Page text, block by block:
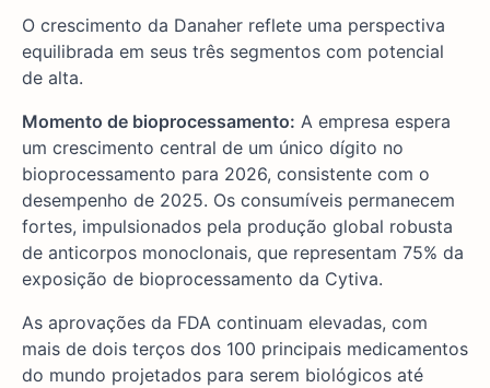
O crescimento da Danaher reflete uma perspectiva
equilibrada em seus três segmentos com potencial
de alta.
Momento de bioprocessamento: A empresa espera
um crescimento central de um único dígito no
bioprocessamento para 2026, consistente com o
desempenho de 2025. Os consumíveis permanecem
fortes, impulsionados pela produção global robusta
de anticorpos monoclonais, que representam 75% da
exposição de bioprocessamento da Cytiva.
As aprovações da FDA continuam elevadas, com
mais de dois terços dos 100 principais medicamentos
do mundo projetados para serem biológicos até